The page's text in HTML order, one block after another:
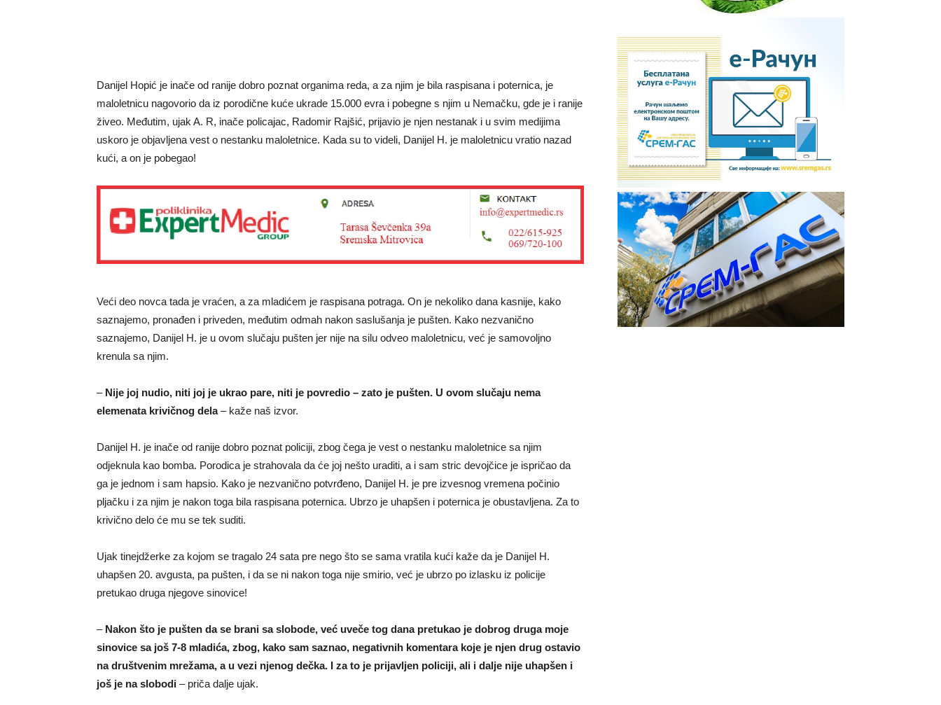
Danijel Hopić je inače od ranije dobro poznat organima reda, a za njim je bila raspisana i poternica, je
maloletnicu nagovorio da iz porodične kuće ukrade 15.000 evra i pobegne s njim u Nemačku, gde je i ranije
živeo. Međutim, ujak A. R, inače policajac, Radomir Rajšić, prijavio je njen nestanak i u svim medijima
uskoro je objavljena vest o nestanku maloletnice. Kada su to videli, Danijel H. je maloletnicu vratio nazad
kući, a on je pobegao!
Veći deo novca tada je vraćen, a za mladićem je raspisana potraga. On je nekoliko dana kasnije, kako
saznajemo, pronađen i priveden, međutim odmah nakon saslušanja je pušten. Kako nezvanično
saznajemo, Danijel H. je u ovom slučaju pušten jer nije na silu odveo maloletnicu, već je samovoljno
krenula sa njim.
– Nije joj nudio, niti joj je ukrao pare, niti je povredio – zato je pušten. U ovom slučaju nema
elemenata krivičnog dela– kaže naš izvor.
Danijel H. je inače od ranije dobro poznat policiji, zbog čega je vest o nestanku maloletnice sa njim
odjeknula kao bomba. Porodica je strahovala da će joj nešto uraditi, a i sam stric devojčice je ispričao da
ga je jednom i sam hapsio. Kako je nezvanično potvrđeno, Danijel H. je pre izvesnog vremena počinio
pljačku i za njim je nakon toga bila raspisana poternica. Ubrzo je uhapšen i poternica je obustavljena. Za to
krivično delo će mu se tek suditi.
Ujak tinejdžerke za kojom se tragalo 24 sata pre nego što se sama vratila kući kaže da je Danijel H.
uhapšen 20. avgusta, pa pušten, i da se ni nakon toga nije smirio, već je ubrzo po izlasku iz policije
pretukao druga njegove sinovice!
– Nakon što je pušten da se brani sa slobode, već uveče tog dana pretukao je dobrog druga moje
sinovice sa još 7-8 mladića, zbog, kako sam saznao, negativnih komentara koje je njen drug ostavio
na društvenim mrežama, a u vezi njenog dečka. I za to je prijavljen policiji, ali i dalje nije uhapšen i
još je na slobodi – priča dalje ujak.